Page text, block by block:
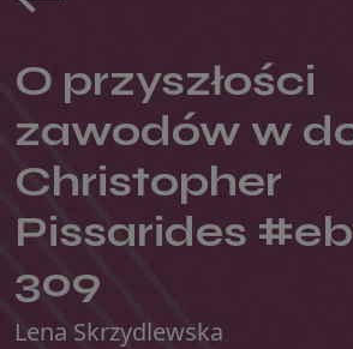
O przyszłości
zawodów w
Christopher
Pissarides
309
Lena Skrzydlewska